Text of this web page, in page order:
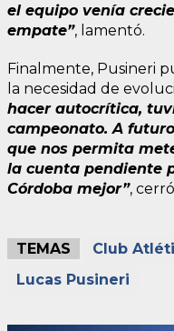
el equipo venía
empate”, lamentó.
Finalmente, Pusineri
la necesidad de
hacer autocrítica,
campeonato. A
que nos permita
la cuenta pendiente
Córdoba mejor”,
TEMAS
Club
Lucas Pusineri